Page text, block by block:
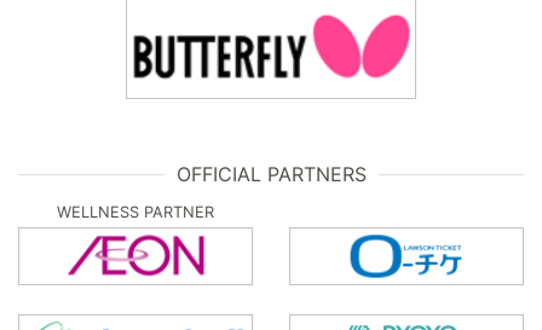
OFFICIAL PARTNERS
WELLNESS PARTNER